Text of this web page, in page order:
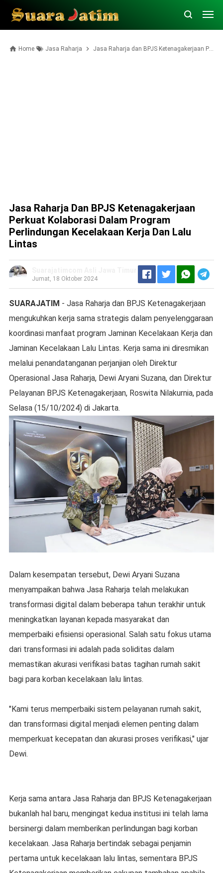
Home Jasa Raharja Jasa Raharja dan BPJS Ketenagakerjaan Perkuat Kolaborasi dalam Program Perlindungan Kecelakaan Kerja dan Lalu Lintas
Jasa Raharja Dan BPJS Ketenagakerjaan
Perkuat Kolaborasi Dalam Program
Perlindungan Kecelakaan Kerja Dan Lalu
Lintas
Jumat, 18 Oktober 2024
SUARAJATIM - Jasa Raharja dan BPJS Ketenagakerjaan
mengukuhkan kerja sama strategis dalam penyelenggaraan
koordinasi manfaat program Jaminan Kecelakaan Kerja dan
Jaminan Kecelakaan Lalu Lintas. Kerja sama ini diresmikan
melalui penandatanganan perjanjian oleh Direktur
Operasional Jasa Raharja, Dewi Aryani Suzana, dan Direktur
Pelayanan BPJS Ketenagakerjaan, Roswita Nilakurnia, pada
Selasa (15/10/2024) di Jakarta.
Dalam kesempatan tersebut, Dewi Aryani Suzana
menyampaikan bahwa Jasa Raharja telah melakukan
transformasi digital dalam beberapa tahun terakhir untuk
meningkatkan layanan kepada masyarakat dan
memperbaiki efisiensi operasional. Salah satu fokus utama
dari transformasi ini adalah pada soliditas dalam
memastikan akurasi verifikasi batas tagihan rumah sakit
bagi para korban kecelakaan lalu lintas.
"Kami terus memperbaiki sistem pelayanan rumah sakit,
dan transformasi digital menjadi elemen penting dalam
memperkuat kecepatan dan akurasi proses verifikasi," ujar
Dewi.
Kerja sama antara Jasa Raharja dan BPJS Ketenagakerjaan
bukanlah hal baru, mengingat kedua institusi ini telah lama
bersinergi dalam memberikan perlindungan bagi korban
kecelakaan. Jasa Raharja bertindak sebagai penjamin
pertama untuk kecelakaan lalu lintas, sementara BPJS